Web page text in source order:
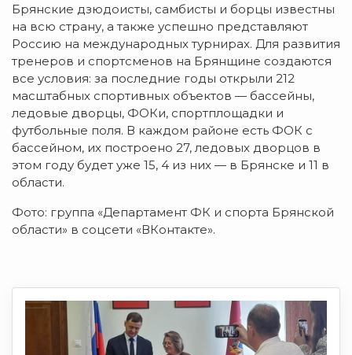
Брянские дзюдоисты, самбисты и борцы известны
на всю страну, а также успешно представляют
Россию на международных турнирах. Для развития
тренеров и спортсменов на Брянщине создаются
все условия: за последние годы открыли 212
масштабных спортивных объектов — бассейны,
ледовые дворцы, ФОКи, спортплощадки и
футбольные поля. В каждом районе есть ФОК с
бассейном, их построено 27, ледовых дворцов в
этом году будет уже 15, 4 из них — в Брянске и 11 в
области.
Фото: группа «Департамент ФК и спорта Брянской
области» в соцсети «ВКонтакте».